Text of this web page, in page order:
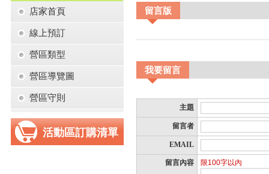
店家首頁
線上預訂
營區類型
營區導覽圖
營區守則
活動區訂購清單
留言版
我要留言
主題
留言者
EMAIL
留言內容 限100字以內